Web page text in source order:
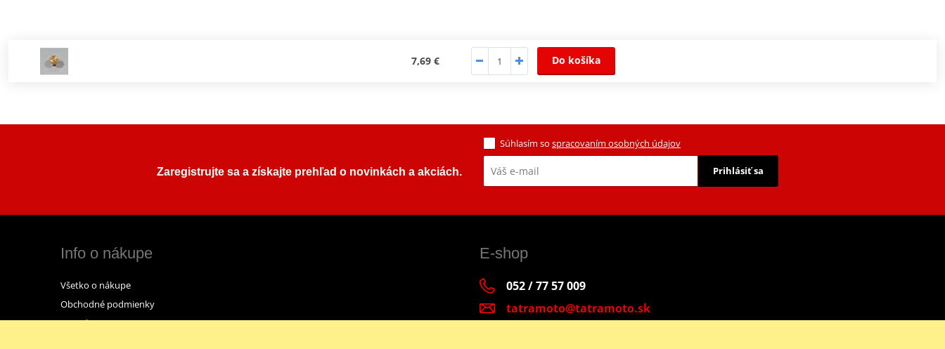
7,69 € Do košíka
Zaregistrujte sa a získajte prehľad o novinkách a akciách.
Súhlasím so spracovaním osobných údajov
Prihlásiť sa
Info o nákupe
Všetko o nákupe
Obchodné podmienky
Kontakt
E-shop
052 / 77 57 009
tatramoto@tatramoto.sk